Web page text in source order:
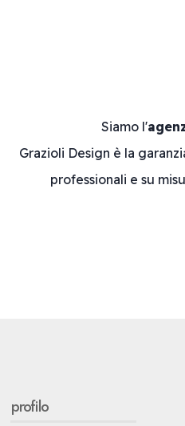
Siamo l'
Grazioli Design è la
professionali e su
profilo